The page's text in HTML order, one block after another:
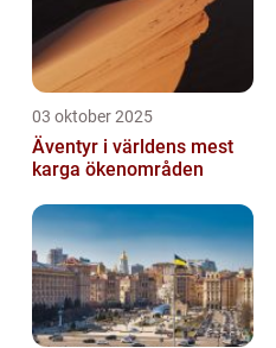
03 oktober 2025
Äventyr i världens mest
karga ökenområden